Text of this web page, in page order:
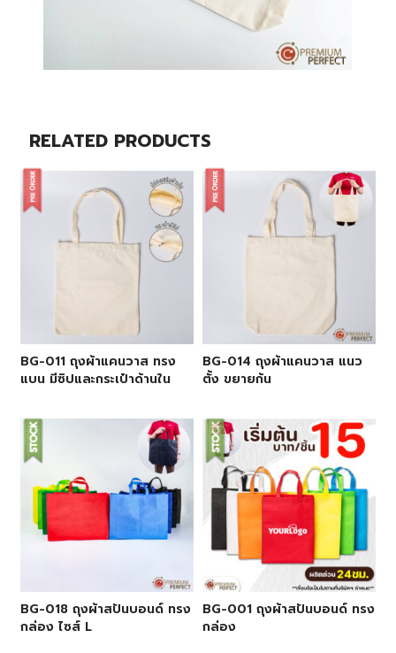
RELATED PRODUCTS
BG-011 ถุงผ้าแคนวาส ทรง
แบน มีซิปและกระเป๋าด้านใน
BG-014 ถุงผ้าแคนวาส แนว
ตั้ง ขยายก้น
BG-018 ถุงผ้าสปันบอนด์ ทรง
กล่อง ไซส์ L
BG-001 ถุงผ้าสปันบอนด์ ทรง
กล่อง